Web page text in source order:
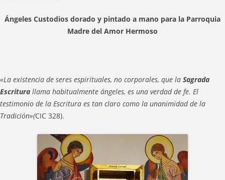
Ángeles Custodios dorado y pintado a mano para la Parroquia
Madre del Amor Hermoso
«La existencia de seres espirituales, no corporales, que la Sagrada
Escritura llama habitualmente ángeles, es una verdad de fe. El
testimonio de la Escritura es tan claro como la unanimidad de la
Tradición»(CIC 328).